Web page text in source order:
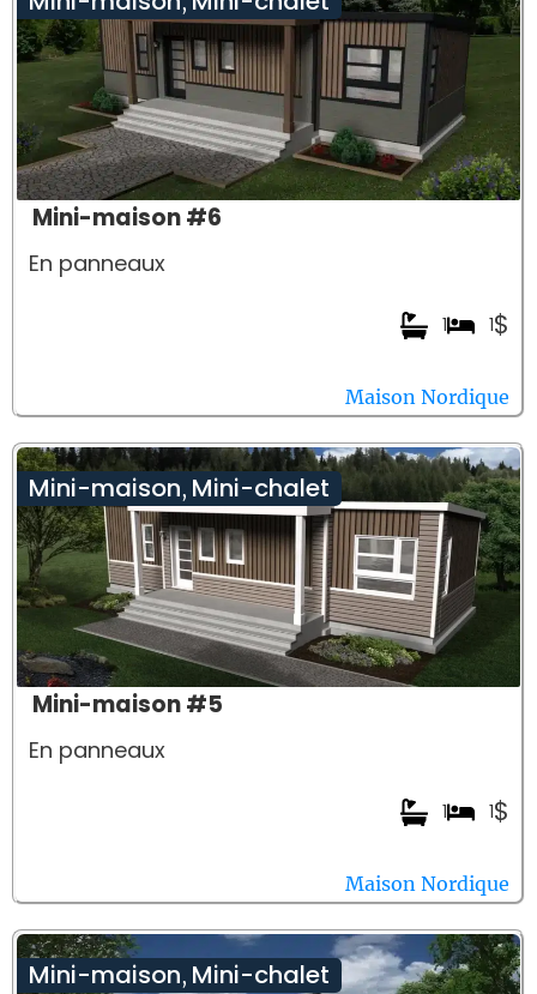
Mini-maison #6
En panneaux
$
1
1
Maison Nordique
Mini-maison, Mini-chalet
Mini-maison #5
En panneaux
$
1
1
Maison Nordique
Mini-maison, Mini-chalet